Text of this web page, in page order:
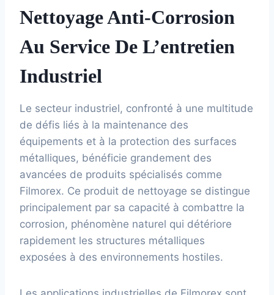
Nettoyage Anti-Corrosion
Au Service De L’entretien
Industriel
Le secteur industriel, confronté à une multitude
de défis liés à la maintenance des
équipements et à la protection des surfaces
métalliques, bénéficie grandement des
avancées de produits spécialisés comme
Filmorex. Ce produit de nettoyage se distingue
principalement par sa capacité à combattre la
corrosion, phénomène naturel qui détériore
rapidement les structures métalliques
exposées à des environnements hostiles.